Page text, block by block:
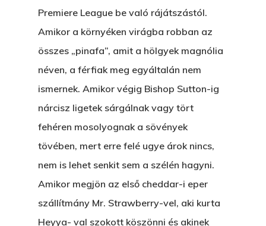
Premiere League be való rájátszástól.
Amikor a környéken virágba robban az
összes „pinafa”, amit a hölgyek magnólia
néven, a férfiak meg egyáltalán nem
ismernek. Amikor végig Bishop Sutton-ig
nárcisz ligetek sárgálnak vagy tört
fehéren mosolyognak a sövények
tövében, mert erre felé ugye árok nincs,
nem is lehet senkit sem a szélén hagyni.
Amikor megjön az első cheddar-i eper
szállítmány Mr. Strawberry-vel, aki kurta
Heyya- val szokott köszönni és akinek